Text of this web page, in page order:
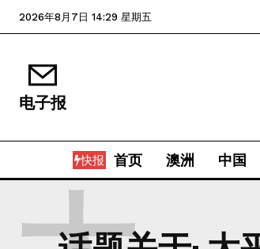
2026年8月7日 14:29 星期五
电子报
快报 首页 澳洲 中国